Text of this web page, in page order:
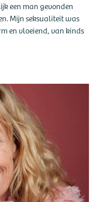
een man gevonden
Mijn seksualiteit was
en vloeiend, van kinds